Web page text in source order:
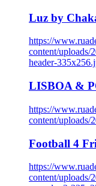
Luz by
https://
content/uploads/
header-
LISBOA &
https://
content/uploads/
Football 4
https://
content/uploads/